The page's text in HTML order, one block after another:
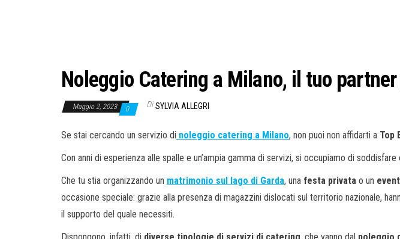
Noleggio Catering a Milano, il tuo
Maggio 2, 2023 0 Di SYLVIA ALLEGRI
Se stai cercando un servizio di noleggio catering a Milano, non puoi non affidarti a Top
Con anni di esperienza alle spalle e un’ampia gamma di servizi, si occupiamo di
Che tu stia organizzando un matrimonio sul lago di Garda, una festa privata o un
occasione speciale: grazie alla presenza di magazzini dislocati sul territorio nazionale,
il supporto del quale necessiti.